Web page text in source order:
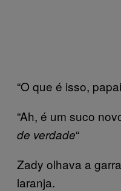
“O que é isso,
“Ah, é um suco
de verdade“
Zady olhava a
laranja.